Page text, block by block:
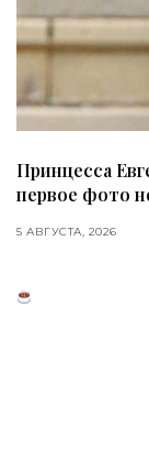
Принцесса
первое фото
5 АВГУСТА, 2026